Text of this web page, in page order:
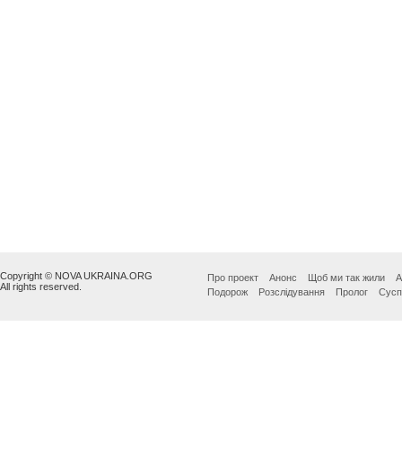
Copyright © NOVA UKRAINA.ORG
All rights reserved.
Про проект Анонс Щоб ми так жили
Подорож
Розслідування Пролог